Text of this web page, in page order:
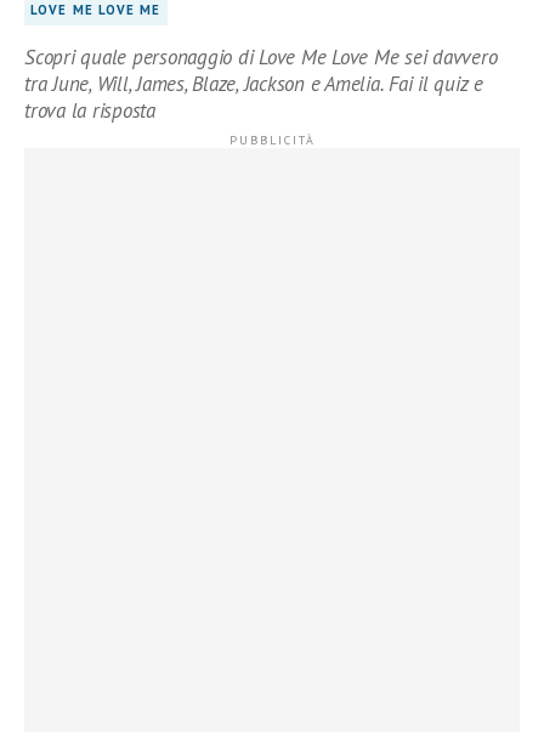
LOVE ME LOVE ME
Scopri quale personaggio di Love Me Love Me sei davvero
tra June, Will, James, Blaze, Jackson e Amelia. Fai il quiz e
trova la risposta